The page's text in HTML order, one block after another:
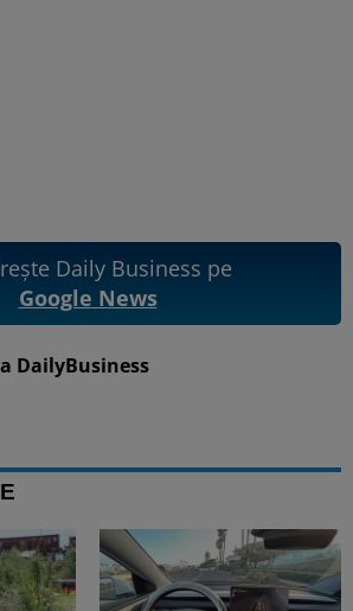
Daily Business pe
Google News
DailyBusiness